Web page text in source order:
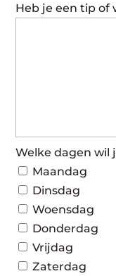
Heb je een tip of
Welke dagen wil
Maandag
Dinsdag
Woensdag
Donderdag
Vrijdag
Zaterdag